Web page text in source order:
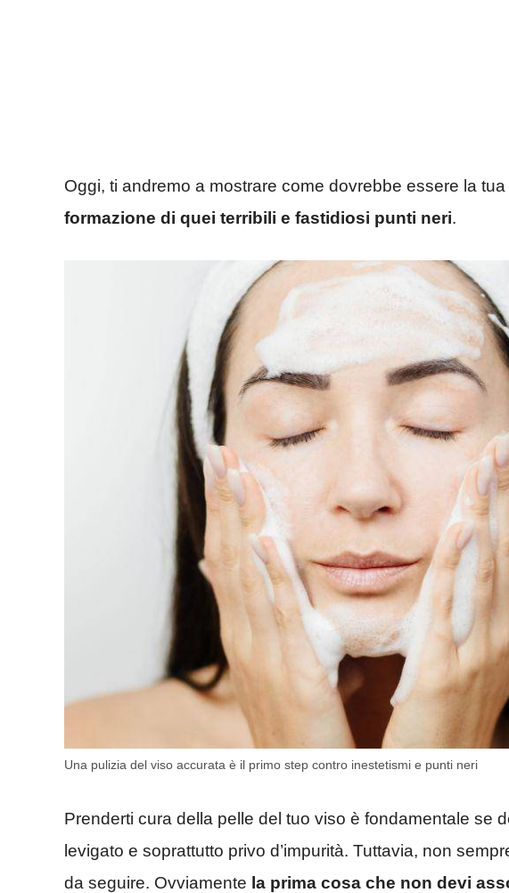
Oggi, ti andremo a mostrare come dovrebbe essere la tua
formazione di quei terribili e fastidiosi punti neri.
Una pulizia del viso accurata è il primo step contro inestetismi e punti neri
Prenderti cura della pelle del tuo viso è fondamentale se
levigato e soprattutto privo d’impurità. Tuttavia, non
da seguire. Ovviamente la prima cosa che non devi